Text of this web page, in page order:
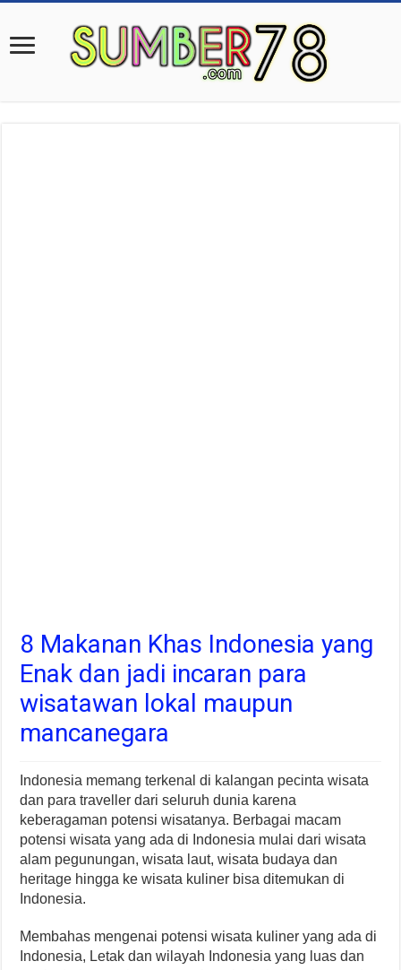
8 Makanan Khas Indonesia yang
Enak dan jadi incaran para
wisatawan lokal maupun
mancanegara
Indonesia memang terkenal di kalangan pecinta wisata
dan para traveller dari seluruh dunia karena
keberagaman potensi wisatanya. Berbagai macam
potensi wisata yang ada di Indonesia mulai dari wisata
alam pegunungan, wisata laut, wisata budaya dan
heritage hingga ke wisata kuliner bisa ditemukan di
Indonesia.
Membahas mengenai potensi wisata kuliner yang ada di
Indonesia, Letak dan wilayah Indonesia yang luas dan